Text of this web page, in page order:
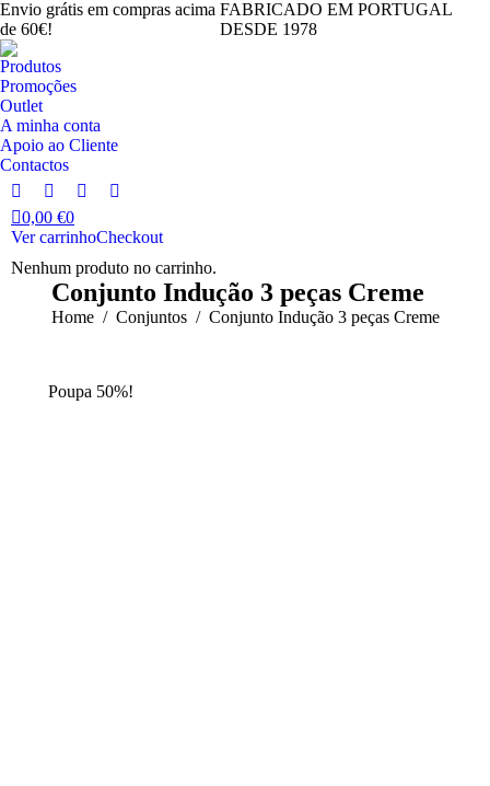
Envio grátis em compras acima
de 60€!
FABRICADO EM PORTUGAL
DESDE 1978
Produtos
Promoções
Outlet
A minha conta
Apoio ao Cliente
Contactos
Facebook
page
in
window
Instagram
page
in
new
window
YouTube
in
new
window
Linkedin
in
new
window
0,00 €0
Ver carrinhoCheckout
Nenhum produto no carrinho.
Conjunto Indução 3 peças Creme
You are here:
Home Conjuntos Conjunto Indução 3 peças Creme
Poupa 50%!